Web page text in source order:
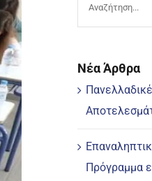
Νέα Άρθρα
Πρόγραμμα